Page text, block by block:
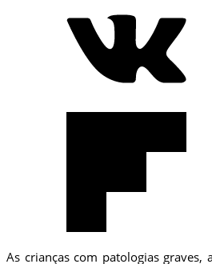
As crianças com patologias graves,